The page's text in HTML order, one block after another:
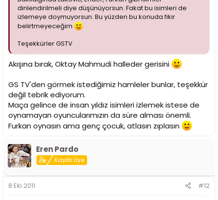
dinlendirilmeli diye düşünüyorsun. Fakat bu isimleri de
izlemeye doymuyorsun. Bu yüzden bu konuda fikir
belirtmeyeceğim
Teşekkürler GSTV
Akışına bırak, Oktay Mahmudi halleder gerisini
GS TV'den görmek istediğimiz hamleler bunlar, teşekkür
değil tebrik ediyorum.
Maça gelince de insan yıldız isimleri izlemek istese de
oynamayan oyuncularımızın da süre alması önemli.
Furkan oynasın ama genç çocuk, atlasın zıplasın
Eren Pardo
Kayıtlı Üye
8 Eki 2011 #12